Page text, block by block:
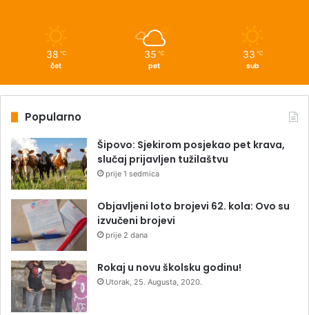
38 ℃
čet
35 ℃
pet
33 ℃
sub
Popularno
Šipovo: Sjekirom posjekao pet krava,
slučaj prijavljen tužilaštvu
prije 1 sedmica
Objavljeni loto brojevi 62. kola: Ovo su
izvučeni brojevi
prije 2 dana
Rokaj u novu školsku godinu!
Utorak, 25. Augusta, 2020.